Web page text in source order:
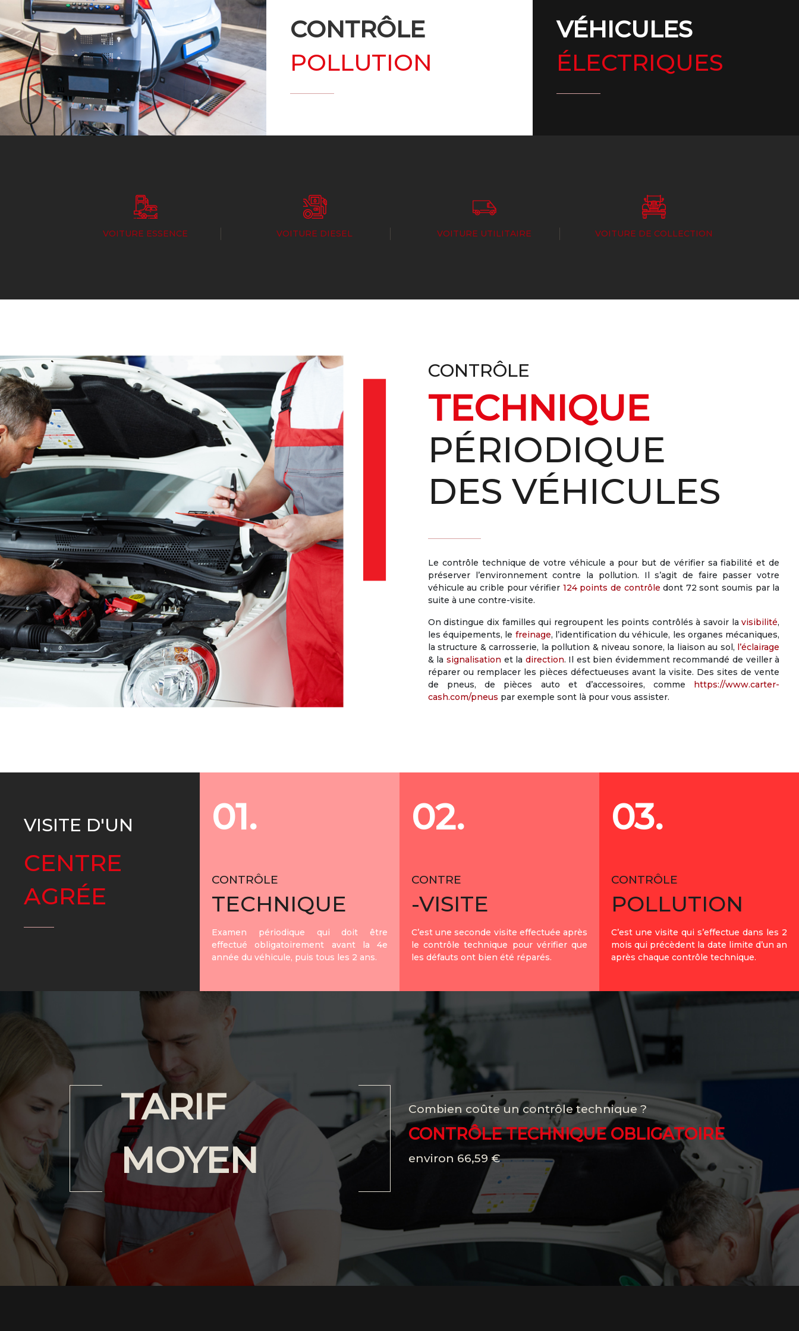
CONTRÔLE
POLLUTION
VÉHICULES
ÉLECTRIQUES
VOITURE ESSENCE VOITURE DIESEL VOITURE UTILITAIRE VOITURE DE COLLECTION
CONTRÔLE
TECHNIQUE
PÉRIODIQUE
DES VÉHICULES
Le contrôle technique de votre véhicule a pour but de vérifier sa fiabilité et de
préserver l’environnement contre la pollution. Il s’agit de faire passer votre
véhicule au crible pour vérifier 124 points de contrôle dont 72 sont soumis par la
suite à une contre-visite.
On distingue dix familles qui regroupent les points contrôlés à savoir lavisibilité,
les équipements, le freinage, l’identification du véhicule, les organes mécaniques,
la structure & carrosserie, la pollution & niveau sonore, la liaison au sol, l’éclairage
& la signalisation et la direction. Il est bien évidemment recommandé de veiller à
réparer ou remplacer les pièces défectueuses avant la visite. Des sites de vente
de pneus, de pièces auto et d’accessoires, comme https://www.carter-
cash.com/pneus par exemple sont là pour vous assister.
VISITE D'UN
CENTRE
AGRÉE
01.
CONTRÔLE
TECHNIQUE
Examen périodique qui doit être
effectué obligatoirement avant la 4e
année du véhicule, puis tous les 2 ans.
02.
CONTRE
-VISITE
C’est une seconde visite effectuée après
le contrôle technique pour vérifier que
les défauts ont bien été réparés.
03.
CONTRÔLE
POLLUTION
C’est une visite qui s’effectue dans les 2
mois qui précèdent la date limite d’un an
après chaque contrôle technique.
TARIF
MOYEN
Combien coûte un contrôle technique ?
CONTRÔLE TECHNIQUE OBLIGATOIRE
environ 66,59 €